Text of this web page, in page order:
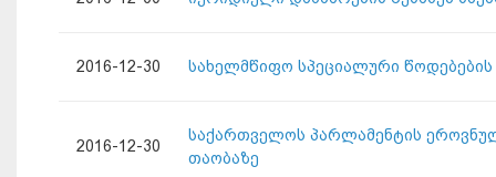
2016-12-30 სახელმწიფო სპეციალური
2016-12-30
საქართველოს პარლამენტის
თაობაზე